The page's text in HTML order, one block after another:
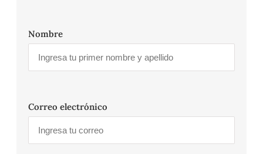
Nombre
Correo electrónico